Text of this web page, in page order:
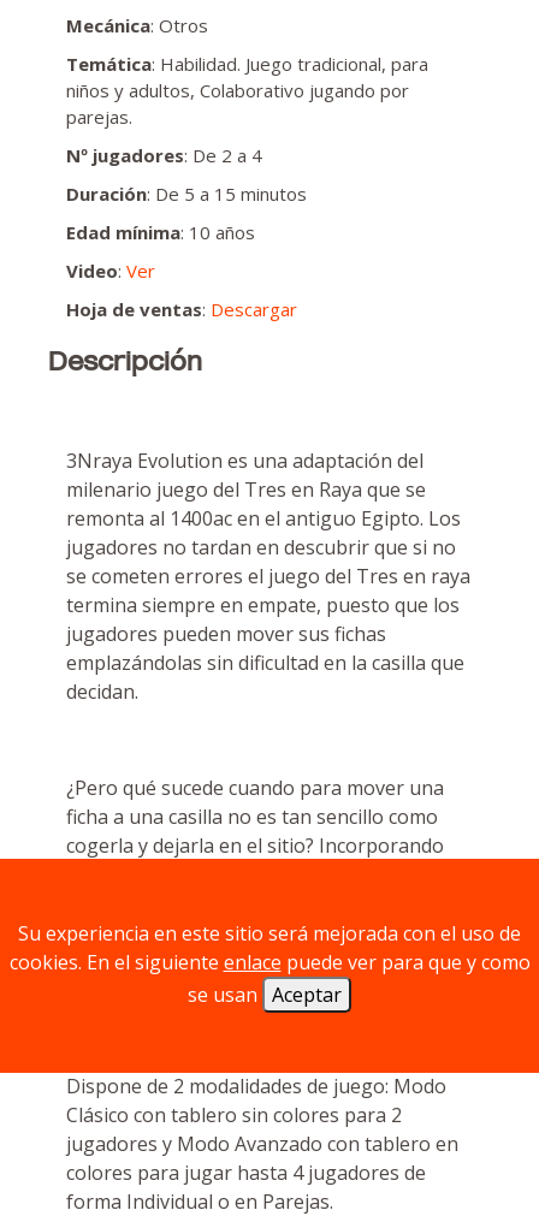
Mecánica: Otros
Temática: Habilidad. Juego tradicional, para
niños y adultos, Colaborativo jugando por
parejas.
Nº jugadores: De 2 a 4
Duración: De 5 a 15 minutos
Edad mínima: 10 años
Video: Ver
Hoja de ventas: Descargar
Descripción
3Nraya Evolution es una adaptación del
milenario juego del Tres en Raya que se
remonta al 1400ac en el antiguo Egipto. Los
jugadores no tardan en descubrir que si no
se cometen errores el juego del Tres en raya
termina siempre en empate, puesto que los
jugadores pueden mover sus fichas
emplazándolas sin dificultad en la casilla que
decidan.
¿Pero qué sucede cuando para mover una
ficha a una casilla no es tan sencillo como
cogerla y dejarla en el sitio? Incorporando
entonces el juego del Tres en raya pasa a
ser un juego dinámico, emocionante de
habilidad y estrategia.
Dispone de 2 modalidades de juego: Modo
Clásico con tablero sin colores para 2
jugadores y Modo Avanzado con tablero en
colores para jugar hasta 4 jugadores de
forma Individual o en Parejas.
Su experiencia en este sitio será mejorada con el uso de
cookies. En el siguiente enlace puede ver para que y como
se usan Aceptar